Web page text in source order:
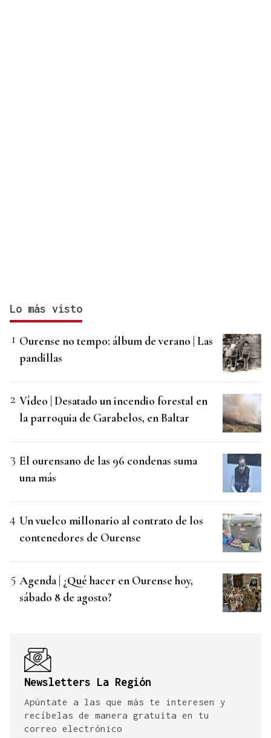
Lo más visto
Ourense no tempo: álbum de verano | Las
pandillas
Vídeo | Desatado un incendio forestal en
la parroquia de Garabelos, en Baltar
El ourensano de las 96 condenas suma
una más
Un vuelco millonario al contrato de los
contenedores de Ourense
Agenda | ¿Qué hacer en Ourense hoy,
sábado 8 de agosto?
Newsletters La Región
Apúntate a las que más te interesen y
recíbelas de manera gratuita en tu
correo electrónico